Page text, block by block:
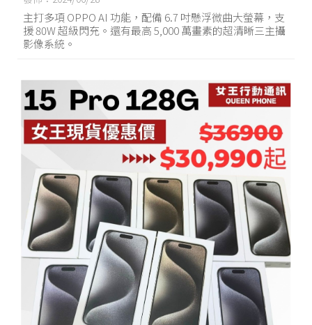
主打多項 OPPO AI 功能，配備 6.7 吋懸浮微曲大螢幕，支
援 80W 超級閃充。還有最高 5,000 萬畫素的超清晰三主攝
影像系統。